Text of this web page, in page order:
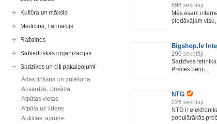
Kultūra un māksla
Medicīna, Farmācija
Ražotnes
Sabiedriskās organizācijas
Sadzīves un citi pakalpojumi
Ādas tīrīšana un pulēšana
Apsardze, Drošība
Atpūtas vietas
Atpūta uz ūdens
Auklītes, aprūpe
596 sekotāji
Mēs esam
piedāvājam visu,
Bigshop.lv
299 sekotāji
Sadzīves
Preces bērni...
NTG
226 sekotāji
NTG ir
populārākās